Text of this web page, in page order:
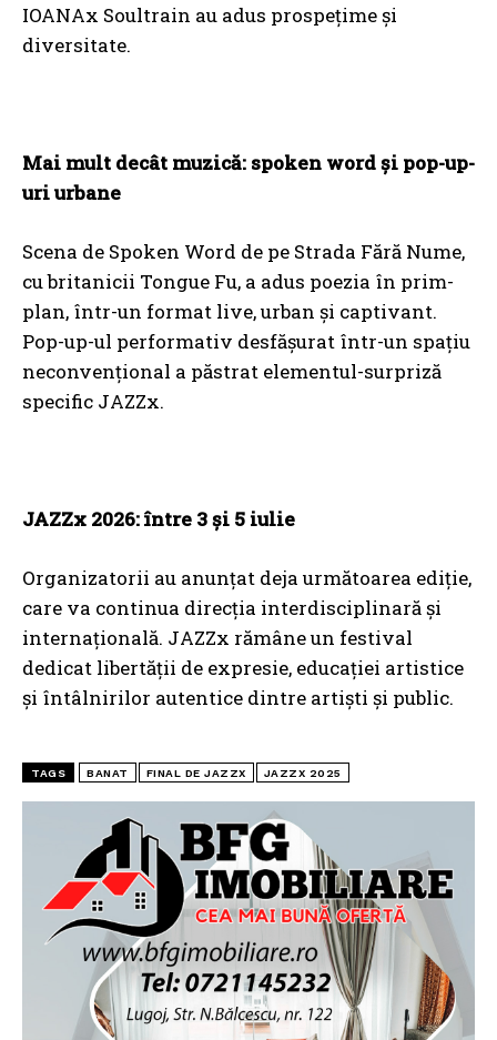
IOANAx Soultrain au adus prospețime și
diversitate.
Mai mult decât muzică: spoken word și pop-up-
uri urbane
Scena de Spoken Word de pe Strada Fără Nume,
cu britanicii Tongue Fu, a adus poezia în prim-
plan, într-un format live, urban și captivant.
Pop-up-ul performativ desfășurat într-un spațiu
neconvențional a păstrat elementul-surpriză
specific JAZZx.
JAZZx 2026: între 3 și 5 iulie
Organizatorii au anunțat deja următoarea ediție,
care va continua direcția interdisciplinară și
internațională. JAZZx rămâne un festival
dedicat libertății de expresie, educației artistice
și întâlnirilor autentice dintre artiști și public.
TAGS BANAT FINAL DE JAZZX JAZZX 2025